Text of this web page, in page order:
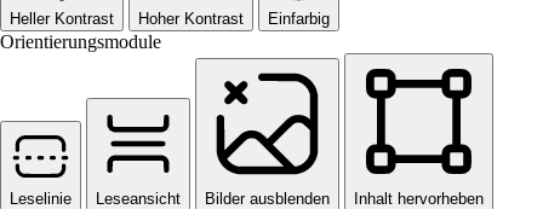
Heller Kontrast Hoher Kontrast Einfarbig
Orientierungsmodule
Leselinie Leseansicht Bilder ausblenden Inhalt hervorheben